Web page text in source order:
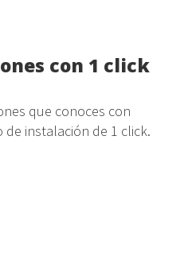
con 1 click
que conoces con
instalación de 1 click.